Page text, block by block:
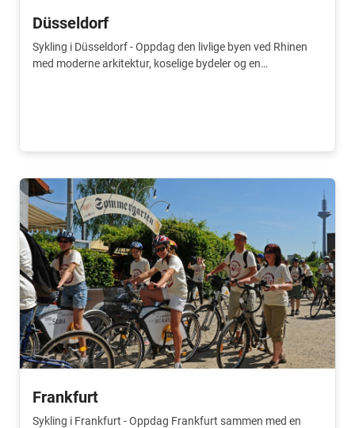
Düsseldorf
Sykling i Düsseldorf - Oppdag den livlige byen ved Rhinen
med moderne arkitektur, koselige bydeler og en
Frankfurt
Sykling i Frankfurt - Oppdag Frankfurt sammen med en